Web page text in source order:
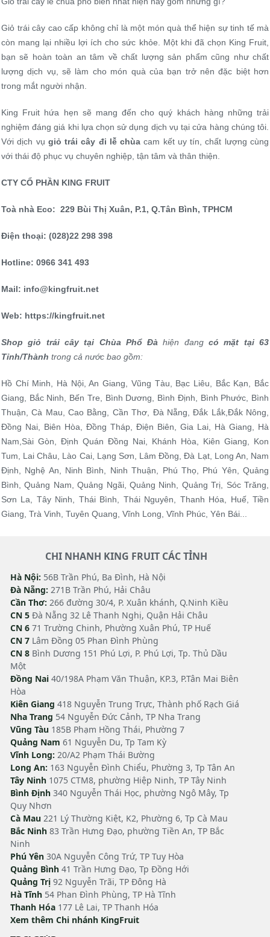
Giỏ trái cây cao cấp không chỉ là một món quà thể hiện sự tinh tế mà
còn mang lại nhiều lợi ích cho sức khỏe. Một khi đã chọn King Fruit,
bạn sẽ hoàn toàn an tâm về chất lượng sản phẩm cũng như chất
lượng dịch vụ, sẽ làm cho món quà của bạn trở nên đặc biệt hơn
trong mắt người nhận.
King Fruit hứa hẹn sẽ mang đến cho quý khách hàng những trải
nghiệm đáng giá khi lựa chọn sử dụng dịch vụ tại cửa hàng chúng tôi.
Với dịch vụ giỏ trái cây đi lễ chùacam kết uy tín, chất lượng cùng
với thái độ phục vụ chuyên nghiệp, tận tâm và thân thiện.
CTY CỔ PHẦN KING FRUIT
Toà nhà Eco: 229 Bùi Thị Xuân, P.1, Q.Tân Bình, TPHCM
Điện thoại: (028)22 298 398
Hotline: 0966 341 493
Mail: info@kingfruit.net
Web: https://kingfruit.net
Shop giỏ trái cây tại Chùa Phổ Đà hiện đangcó mặt tại 63
Tỉnh/Thành trong cả nước bao gồm:
Hồ Chí Minh, Hà Nội, An Giang, Vũng Tàu, Bạc Liêu, Bắc Kạn, Bắc
Giang, Bắc Ninh, Bến Tre, Bình Dương, Bình Định, Bình Phước, Bình
Thuận, Cà Mau, Cao Bằng, Cần Thơ, Đà Nẵng, Đắk Lắk,Đắk Nông,
Đồng Nai, Biên Hòa, Đồng Tháp, Điện Biên, Gia Lai, Hà Giang, Hà
Nam,Sài Gòn, Định Quán Đồng Nai, Khánh Hòa, Kiên Giang, Kon
Tum, Lai Châu, Lào Cai, Lạng Sơn, Lâm Đồng, Đà Lạt, Long An, Nam
Định, Nghệ An, Ninh Bình, Ninh Thuận, Phú Thọ, Phú Yên, Quảng
Bình, Quảng Nam, Quảng Ngãi, Quảng Ninh, Quảng Trị, Sóc Trăng,
Sơn La, Tây Ninh, Thái Bình, Thái Nguyên, Thanh Hóa, Huế, Tiền
Giang, Trà Vinh, Tuyên Quang, Vĩnh Long, Vĩnh Phúc, Yên Bái...
CHI NHANH KING FRUIT CÁC TỈNH
Hà Nội: 56B Trần Phú, Ba Đình, Hà Nội
Đà Nẵng: 271B Trần Phú, Hải Châu
Cần Thơ: 266 đường 30/4, P. Xuân khánh, Q.Ninh Kiều
CN 5 Đà Nẵng 32 Lê Thanh Nghị, Quận Hải Châu
CN 6 71 Trường Chinh, Phường Xuân Phú, TP Huế
CN 7 Lâm Đồng 05 Phan Đình Phùng
CN 8 Bình Dương 151 Phú Lợi, P. Phú Lợi, Tp. Thủ Dầu
Một
Đồng Nai 40/198A Phạm Văn Thuận, KP.3, P.Tân Mai Biên
Hòa
Kiên Giang 418 Nguyễn Trung Trực, Thành phố Rạch Giá
Nha Trang 54 Nguyễn Đức Cảnh, TP Nha Trang
Vũng Tàu 185B Phạm Hồng Thái, Phường 7
Quảng Nam 61 Nguyễn Du, Tp Tam Kỳ
Vĩnh Long: 20/A2 Phạm Thái Bường
Long An: 163 Nguyễn Đình Chiểu, Phường 3, Tp Tân An
Tây Ninh 1075 CTM8, phường Hiệp Ninh, TP Tây Ninh
Bình Định 340 Nguyễn Thái Học, phường Ngô Mây, Tp
Quy Nhơn
Cà Mau 221 Lý Thường Kiệt, K2, Phường 6, Tp Cà Mau
Bắc Ninh 83 Trần Hưng Đạo, phường Tiền An, TP Bắc
Ninh
Phú Yên 30A Nguyễn Công Trứ, TP Tuy Hòa
Quảng Bình 41 Trần Hưng Đạo, Tp Đồng Hới
Quảng Trị 92 Nguyễn Trãi, TP Đông Hà
Hà Tĩnh 54 Phan Đình Phùng, TP Hà Tĩnh
Thanh Hóa 177 Lê Lai, TP Thanh Hóa
Xem thêm Chi nhánh KingFruit